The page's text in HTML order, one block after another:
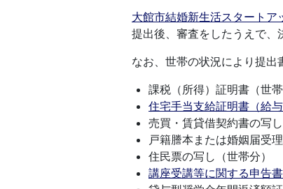
大館市結婚新生活スタート
提出後、審査をしたうえで、
なお、世帯の状況により提出
課税（所得）証明書（世
住宅手当支給証明書（給与
売買・賃貸借契約書の写
戸籍謄本または婚姻届受
住民票の写し（世帯分）
講座受講等に関する申告